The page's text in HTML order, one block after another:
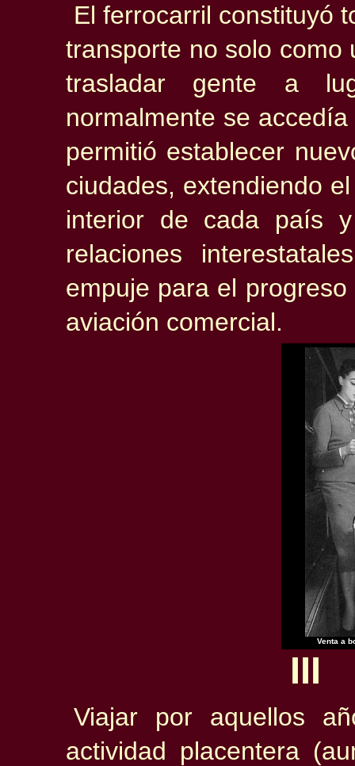
El ferrocarril constituyó
transporte no solo como
trasladar gente a
normalmente se
permitió establecer
ciudades, extendiendo
interior de cada país
relaciones
empuje para el
aviación comercial.
Venta a
III
Viajar por aquellos
actividad placentera